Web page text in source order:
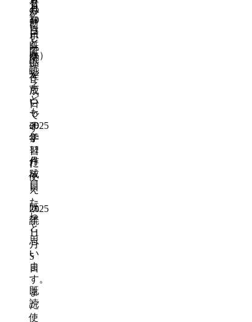
月
5
日
既
読
か
に
し
て
い
き
た
い
で
す
⭐︎
作
成
日
2025
年
11
月
5
日
既
読
5
日
既
読
も
ら
う
と
か）
作
成
日
2025
年
11
月
5
日
既
読
月
30
日
既
読
の
サ
ポ
ー
ト
や
子
ど
も
の
学
習
に
使
え
た
ら
と
思
い
ま
す。
ま
だ
使